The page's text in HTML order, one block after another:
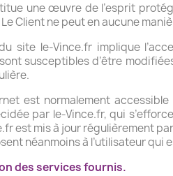
une œuvre de l’esprit
Client ne peut en aucune
du site le-Vince.fr implique
susceptibles d’être
est normalement
par le-Vince.fr, qui
est mis à jour régulièrement
néanmoins à l’utilisateur
des services fournis.